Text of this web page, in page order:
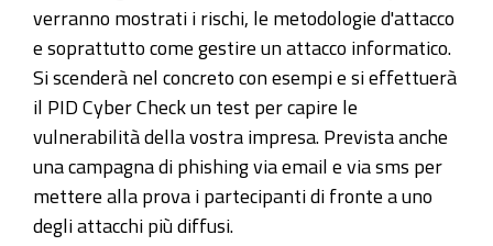
verranno mostrati i rischi, le metodologie d'attacco
e soprattutto come gestire un attacco informatico.
Si scenderà nel concreto con esempi e si effettuerà
il PID Cyber Check un test per capire le
vulnerabilità della vostra impresa. Prevista anche
una campagna di phishing via email e via sms per
mettere alla prova i partecipanti di fronte a uno
degli attacchi più diffusi.